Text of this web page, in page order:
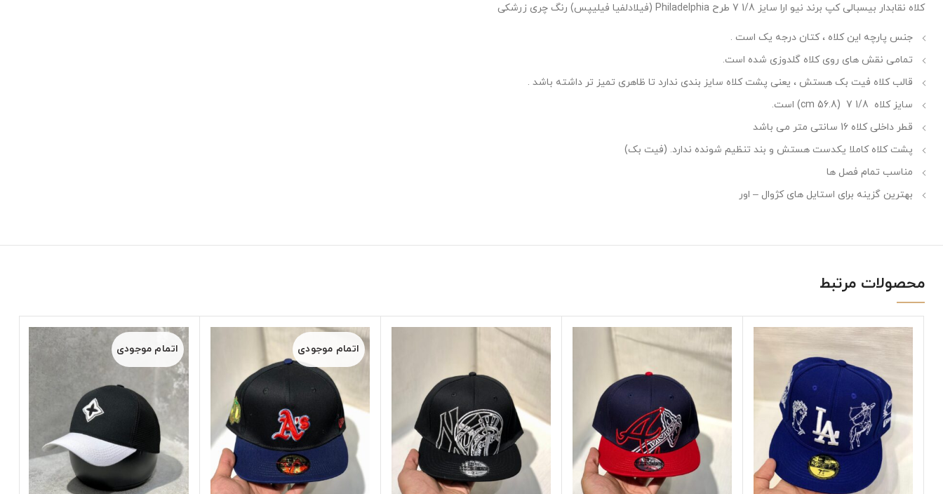
کلاه نقابدار بیسبالی کپ برند نیو ارا سایز 1/8 7 طرح Philadelphia (فیلادلفیا فیلیپس) رنگ چری زرشکی
جنس پارچه این کلاه ، کتان درجه یک است .
تمامی نقش های روی کلاه گلدوزی شده است.
قالب کلاه فیت بک هستش ، یعنی پشت کلاه سایز بندی ندارد تا ظاهری تمیز تر داشته باشد .
سایز کلاه 1/8 7 (56.8 cm) است.
قطر داخلی کلاه 16 سانتی متر می باشد
پشت کلاه کاملا یکدست هستش و بند تنظیم شونده ندارد. (فیت بک)
مناسب تمام فصل ها
بهترین گزینه برای استایل های کژوال – اور
محصولات مرتبط
اتمام موجودی اتمام موجودی